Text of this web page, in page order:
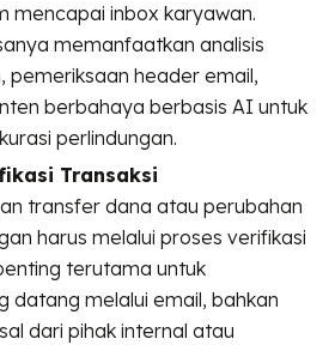
mencapai inbox karyawan.
memanfaatkan analisis
pemeriksaan header email,
berbahaya berbasis AI untuk
perlindungan.
Transaksi
transfer dana atau perubahan
harus melalui proses verifikasi
terutama untuk
datang melalui email, bahkan
dari pihak internal atau